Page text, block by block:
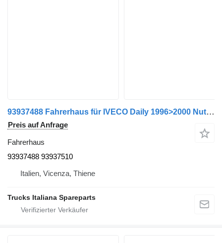
93937488 Fahrerhaus für IVECO Daily 1996>2000 Nutzfahrzeug
Preis auf Anfrage
Fahrerhaus
93937488 93937510
Italien, Vicenza, Thiene
Trucks Italiana Spareparts